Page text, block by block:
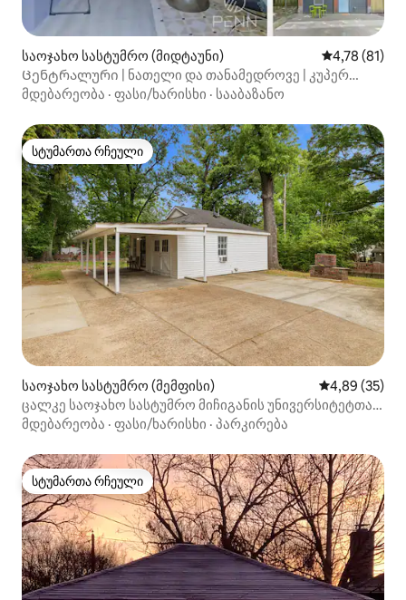
საოჯახო სასტუმრო (მიდტაუნი) საშუალო
4,78 (81)
Ცენტრალური | ნათელი და თანამედროვე | კუპერ
იანგი
მდებარეობა · ფასი/ხარისხი · სააბაზანო
სტუმართა რჩეული
სტუმართა რჩეული
საოჯახო სასტუმრო (მემფისი) საშუალო
4,89 (35)
ცალკე საოჯახო სასტუმრო მიჩიგანის უნივერსიტეტთან
ახლოს | შინაური ცხოველები დააკვალიანებელია +
მდებარეობა · ფასი/ხარისხი · პარკირება
სტუმართა რჩეული
სტუმართა რჩეული